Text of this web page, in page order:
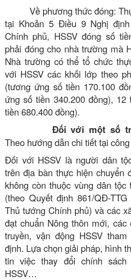
Về phương thức đóng:
tại Khoản 5 Điều 9 Nghị
Chính phủ, HSSV đóng số
phải đóng cho nhà trường mà
Nhà trường có thể tổ chức
với HSSV các khối lớp theo
(tương ứng số tiền 170.100
ứng số tiền 340.200 đồng),
tiền 680.400 đồng).
Đối với một số
Theo hướng dẫn chi tiết tại
Đối với HSSV là người dân
trên địa bàn thực hiện chuyển
không còn thuộc vùng dân
(theo Quyết định 861/QĐ-
Thủ tướng Chính phủ) và các
đạt chuẩn Nông thôn mới,
truyền, vận động HSSV
định. Lựa chọn giải pháp, hình
tin việc thay đổi chính
HSSV…